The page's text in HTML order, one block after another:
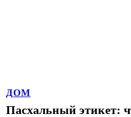
ДОМ
Пасхальный этикет: